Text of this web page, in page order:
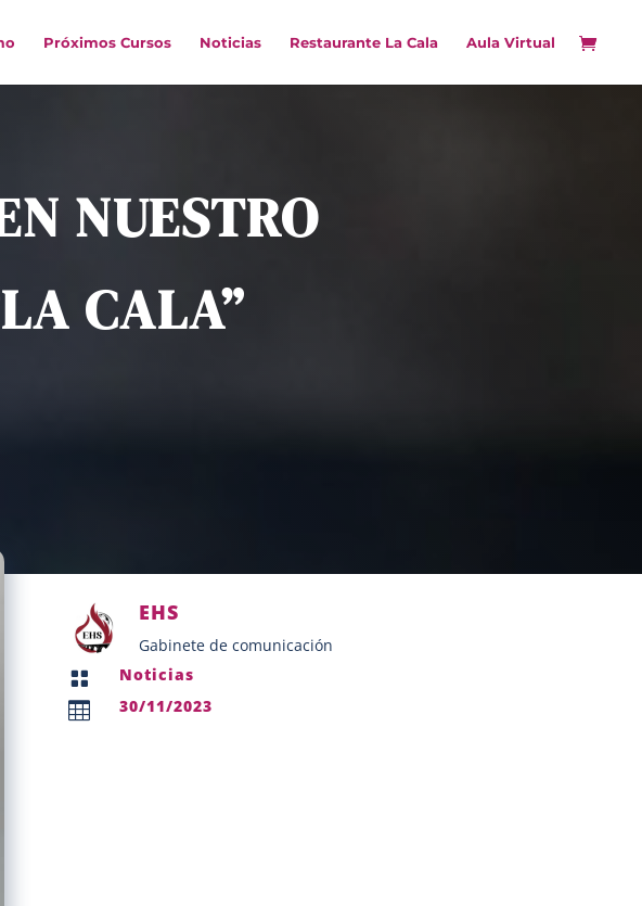
Próximos Cursos Noticias Restaurante La Cala Aula Virtual
NUESTRO
CALA”
EHS
Gabinete de comunicación
 Noticias
 30/11/2023